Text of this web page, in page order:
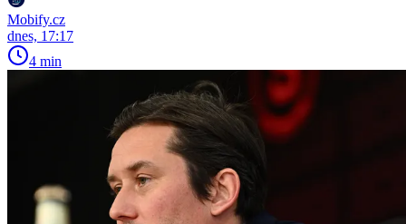
Mobify.cz
dnes, 17:17
4 min